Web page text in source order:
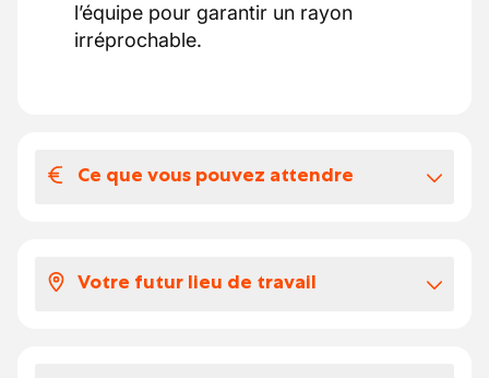
l’équipe pour garantir un rayon
irréprochable.
Ce que vous pouvez attendre
Selon votre expérience, votre salaire se
Votre futur lieu de travail